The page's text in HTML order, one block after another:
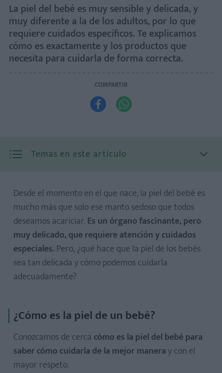
La piel del bebé es muy sensible y delicada, y
muy diferente a la de los adultos, por lo que
requiere cuidados específicos. Te explicamos
cómo es exactamente y los productos que
necesita para cuidarla de forma correcta.
COMPARTIR
 
Temas en este artículo
Es una barrera protectora aún en desarrollo
Es muy sensible
Tiene un ph5 que hay que respetar
El momento del baño
El cambio de pañal
El momento del masaje
Desde el momento en el que nace, la piel del bebé es
mucho más que solo ese manto sedoso que todos
deseamos acariciar. Es un órgano fascinante, pero
muy delicado, que requiere atención y cuidados
especiales. Pero, ¿qué hace que la piel de los bebés
sea tan delicada y cómo podemos cuidarla
adecuadamente?
¿Cómo es la piel de un bebé?
Conozcamos de cerca cómo es la piel del bebé para
saber cómo cuidarla de la mejor maneray con el
mayor respeto.